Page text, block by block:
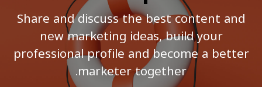
Share and discuss the best content and
new marketing ideas, build your
professional profile and become a better
marketer together.